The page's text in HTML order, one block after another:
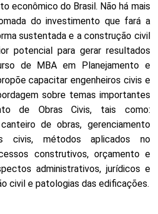
econômico do Brasil. Não há mais
do investimento que fará a
sustentada e a construção civil
potencial para gerar resultados
de MBA em Planejamento e
capacitar engenheiros civis e
sobre temas importantes
de Obras Civis, tais como:
de obras, gerenciamento
civis, métodos aplicados no
construtivos, orçamento e
administrativos, jurídicos e
civil e patologias das edificações.